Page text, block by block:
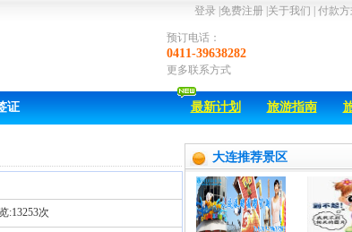
登录 免费注册 关于我们 付款
预订电话：
0411-39638282
更多联系方式
证 最新计划 旅游指南
:13253次
大连推荐景区